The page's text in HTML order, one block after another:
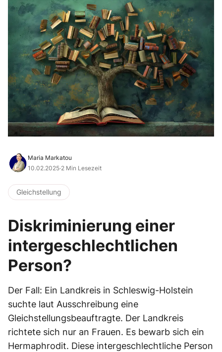
Maria Markatou
10.02.2025·2 Min Lesezeit
Gleichstellung
Diskriminierung einer
intergeschlechtlichen
Person?
Der Fall: Ein Landkreis in Schleswig-Holstein
suchte laut Ausschreibung eine
Gleichstellungsbeauftragte. Der Landkreis
richtete sich nur an Frauen. Es bewarb sich ein
Hermaphrodit. Diese intergeschlechtliche Person